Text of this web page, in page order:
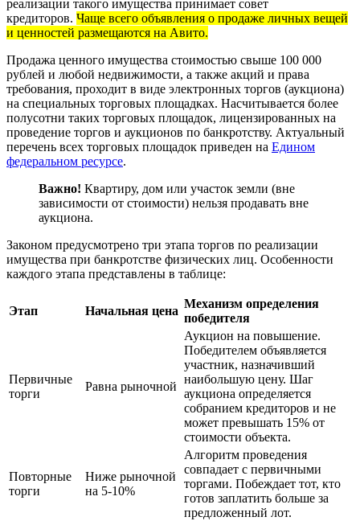
реализации такого имущества принимает совет
кредиторов. Чаще всего объявления о продаже личных вещей
и ценностей размещаются на Авито.
Продажа ценного имущества стоимостью свыше 100 000
рублей и любой недвижимости, а также акций и права
требования, проходит в виде электронных торгов (аукциона)
на специальных торговых площадках. Насчитывается более
полусотни таких торговых площадок, лицензированных на
проведение торгов и аукционов по банкротству. Актуальный
перечень всех торговых площадок приведен на Едином
федеральном ресурсе.
Важно! Квартиру, дом или участок земли (вне
зависимости от стоимости) нельзя продавать вне
аукциона.
Законом предусмотрено три этапа торгов по реализации
имущества при банкротстве физических лиц. Особенности
каждого этапа представлены в таблице:
Этап Начальная цена
Механизм определения
победителя
Первичные
торги
Равна рыночной
Аукцион на повышение.
Победителем объявляется
участник, назначивший
наибольшую цену. Шаг
аукциона определяется
собранием кредиторов и не
может превышать 15% от
стоимости объекта.
Повторные
торги
Ниже рыночной
на 5-10%
Алгоритм проведения
совпадает с первичными
торгами. Побеждает тот, кто
готов заплатить больше за
предложенный лот.